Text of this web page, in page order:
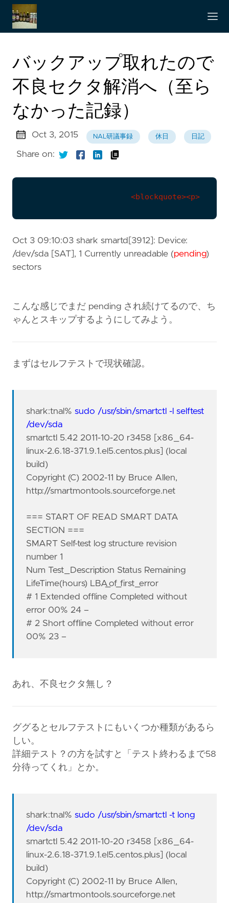
バックアップ取れたので
不良セクタ解消へ（至ら
なかった記録）
Oct 3, 2015 NAL研議事録 休日 日記
Share on:
Oct 3 09:10:03 shark smartd[3912]: Device:
/dev/sda [SAT], 1 Currently unreadable (pending)
sectors
こんな感じでまだ pending され続けてるので、ち
ゃんとスキップするようにしてみよう。
まずはセルフテストで現状確認。
shark:tnal%sudo /usr/sbin/smartctl -l selftest
/dev/sda
smartctl 5.42 2011-10-20 r3458 [x86_64-
linux-2.6.18-371.9.1.el5.centos.plus] (local
build)
Copyright (C) 2002-11 by Bruce Allen,
http://smartmontools.sourceforge.net
=== START OF READ SMART DATA
SECTION ===
SMART Self-test log structure revision
number 1
Num Test_Description Status Remaining
LifeTime(hours) LBA_of_first_error
# 1 Extended offline Completed without
error 00% 24 –
# 2 Short offline Completed without error
00% 23 –
あれ、不良セクタ無し？
ググるとセルフテストにもいくつか種類があるら
しい。
詳細テスト？の方を試すと「テスト終わるまで58
分待ってくれ」とか。
shark:tnal%sudo /usr/sbin/smartctl -t long
/dev/sda
smartctl 5.42 2011-10-20 r3458 [x86_64-
linux-2.6.18-371.9.1.el5.centos.plus] (local
build)
Copyright (C) 2002-11 by Bruce Allen,
http://smartmontools.sourceforge.net